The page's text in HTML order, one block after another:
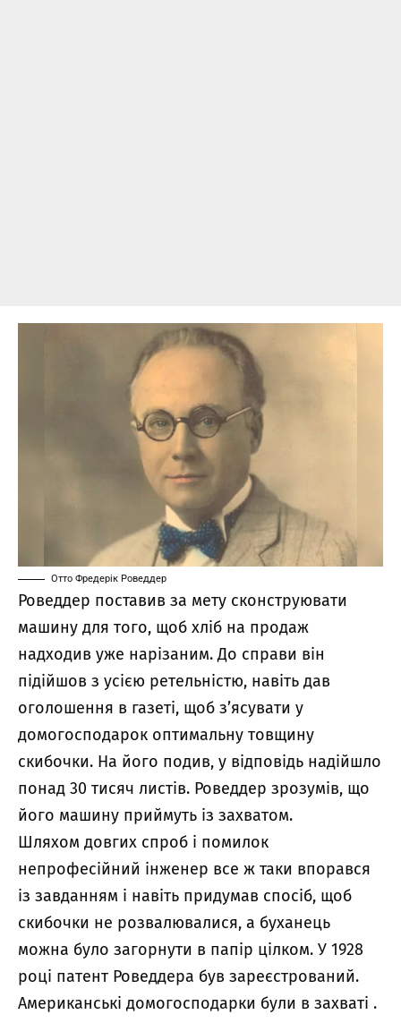
Отто Фредерік Роведдер
Роведдер поставив за мету сконструювати
машину для того, щоб хліб на продаж
надходив уже нарізаним. До справи він
підійшов з усією ретельністю, навіть дав
оголошення в газеті, щоб з’ясувати у
домогосподарок оптимальну товщину
скибочки. На його подив, у відповідь надійшло
понад 30 тисяч листів. Роведдер зрозумів, що
його машину приймуть із захватом.
Шляхом довгих спроб і помилок
непрофесійний інженер все ж таки впорався
із завданням і навіть придумав спосіб, щоб
скибочки не розвалювалися, а буханець
можна було загорнути в папір цілком. У 1928
році патент Роведдера був зареєстрований.
Американські домогосподарки були в захваті .